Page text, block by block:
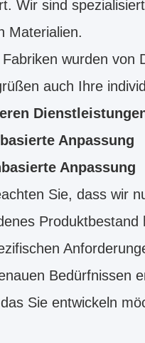
Wir sind
Materialien.
wurden von
auch Ihre
Anpassung
Anpassung
Sie, dass wir
Bedürfnissen
Sie entwickeln